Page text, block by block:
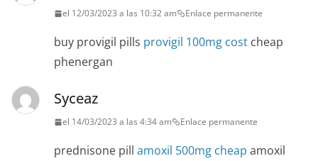
el 12/03/2023 a las 10:32 am Enlace permanente
buy provigil pills provigil 100mg cost cheap
phenergan
Syceaz
el 14/03/2023 a las 4:34 am Enlace permanente
prednisone pill amoxil 500mg cheap amoxil